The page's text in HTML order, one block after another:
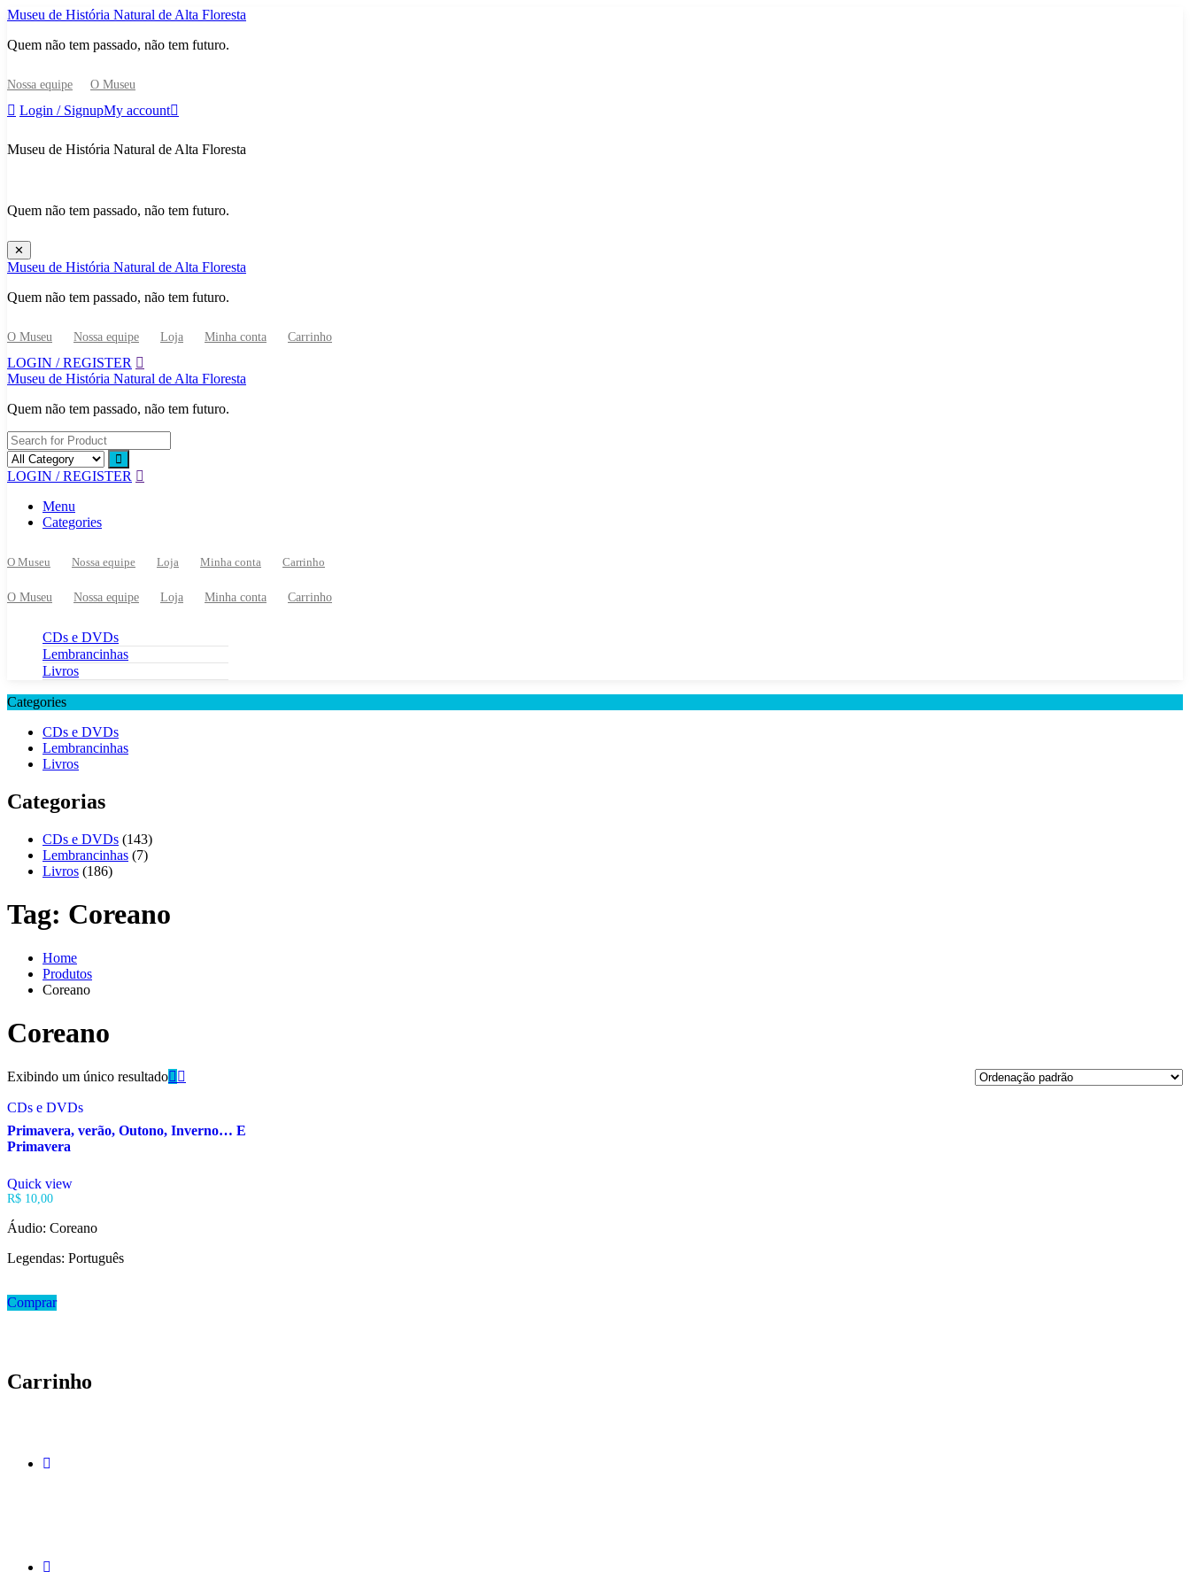
Skip
content
Museu de História Natural de Alta Floresta
Quem não tem passado, não tem futuro.
Nossa equipe O Museu
Login / SignupMy account
Museu de História Natural de Alta Floresta
Quem não tem passado, não tem futuro.
✕
Museu de História Natural de Alta Floresta
Quem não tem passado, não tem futuro.
O Museu Nossa equipe Loja Minha conta Carrinho
LOGIN / REGISTER
Museu de História Natural de Alta Floresta
Quem não tem passado, não tem futuro.
LOGIN / REGISTER
Menu
Categories
O Museu Nossa equipe Loja Minha conta Carrinho
O Museu Nossa equipe Loja Minha conta Carrinho
CDs e DVDs
Lembrancinhas
Livros
Categories
CDs e DVDs
Lembrancinhas
Livros
Categorias
CDs e DVDs (143)
Lembrancinhas (7)
Livros (186)
Tag: Coreano
Home
Produtos
Coreano
Coreano
Exibindo um único resultado
CDs e DVDs
Primavera, verão, Outono, Inverno… E
Primavera
Quick view
R$ 10,00
Áudio: Coreano
Legendas: Português
Comprar
Carrinho